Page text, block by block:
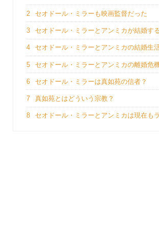
2 セオドール・ミラーも映画監督だった
3 セオドール・ミラーとアンミカが結婚す
4 セオドール・ミラーとアンミカの結婚生
5 セオドール・ミラーとアンミカの離婚危
6 セオドール・ミラーは真如苑の信者？
7 真如苑とはどういう宗教？
8 セオドール・ミラーとアンミカは現在も